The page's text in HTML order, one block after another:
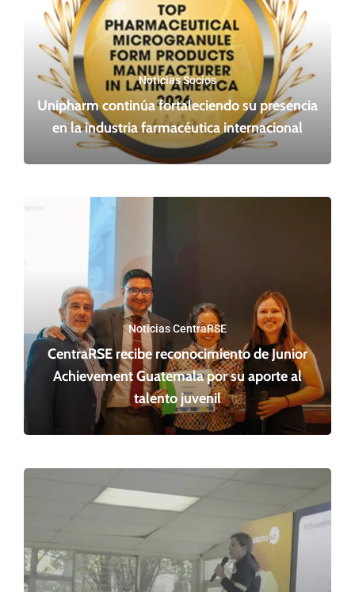
Noticias Socios
Unipharm continúa fortaleciendo su presencia
en la industria farmacéutica internacional
Noticias CentraRSE
CentraRSE recibe reconocimiento de Junior
Achievement Guatemala por su aporte al
talento juvenil